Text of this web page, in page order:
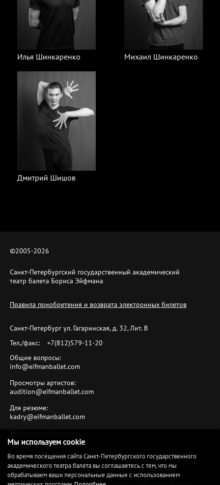
Илья Шинкаренко Михаил Шинкаренко
Дмитрий Шишов
©2005-2026
Санкт-Петербургский государственный академический
театр балета Бориса Эйфмана
Правила приобретения и возврата электронных билетов
Санкт-Петербург ул. Гагаринская, д. 32, Лит. B
Тел./факс:
+7(812)579-11-20
Общие вопросы:
info@eifmanballet.com
Просмотры артистов:
audition@eifmanballet.com
Для резюме:
kadry@eifmanballet.com
tickets@eifmanballet.com
О театре Борис Эйфман Афиша
Труппа
Мы используем cookie
Во время посещения сайта Санкт-Петербургского государственного
академического театра балета вы соглашаетесь с тем, что мы
обрабатываем ваши персональные данные с использованием